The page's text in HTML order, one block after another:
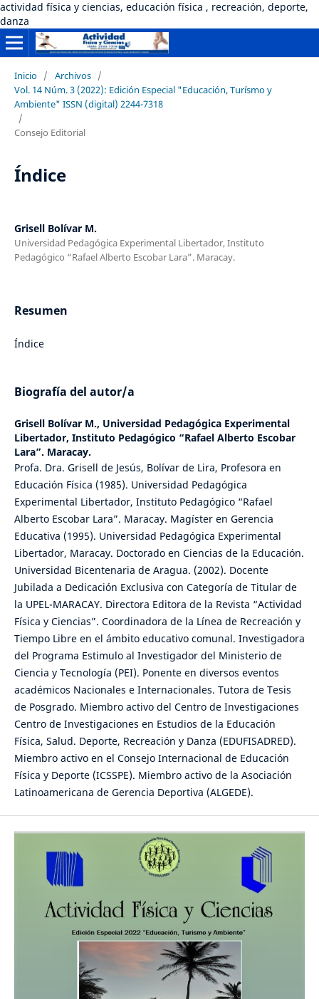
actividad física y ciencias, educación física , recreación, deporte,
danza
Inicio / Archivos /
Vol. 14 Núm. 3 (2022): Edición Especial "Educación, Turísmo y
Ambiente" ISSN (digital) 2244-7318
/
Consejo Editorial
Índice
Grisell Bolívar M.
Universidad Pedagógica Experimental Libertador, Instituto
Pedagógico “Rafael Alberto Escobar Lara”. Maracay.
Resumen
Índice
Biografía del autor/a
Grisell Bolívar M., Universidad Pedagógica Experimental
Libertador, Instituto Pedagógico “Rafael Alberto Escobar
Lara”. Maracay.
Profa. Dra. Grisell de Jesús, Bolívar de Lira, Profesora en
Educación Física (1985). Universidad Pedagógica
Experimental Libertador, Instituto Pedagógico “Rafael
Alberto Escobar Lara”. Maracay. Magíster en Gerencia
Educativa (1995). Universidad Pedagógica Experimental
Libertador, Maracay. Doctorado en Ciencias de la Educación.
Universidad Bicentenaria de Aragua. (2002). Docente
Jubilada a Dedicación Exclusiva con Categoría de Titular de
la UPEL-MARACAY. Directora Editora de la Revista “Actividad
Física y Ciencias”. Coordinadora de la Línea de Recreación y
Tiempo Libre en el ámbito educativo comunal. Investigadora
del Programa Estimulo al Investigador del Ministerio de
Ciencia y Tecnología (PEI). Ponente en diversos eventos
académicos Nacionales e Internacionales. Tutora de Tesis
de Posgrado. Miembro activo del Centro de Investigaciones
Centro de Investigaciones en Estudios de la Educación
Física, Salud. Deporte, Recreación y Danza (EDUFISADRED).
Miembro activo en el Consejo Internacional de Educación
Física y Deporte (ICSSPE). Miembro activo de la Asociación
Latinoamericana de Gerencia Deportiva (ALGEDE).